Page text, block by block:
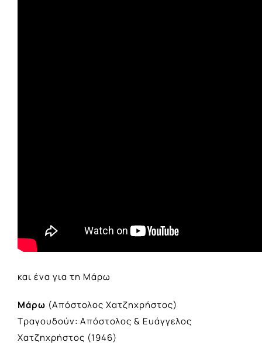
και ένα για τη Μάρω
Μάρω (Απόστολος Χατζηχρήστος)
Τραγουδούν: Απόστολος & Ευάγγελος
Χατζηχρήστος (1946)